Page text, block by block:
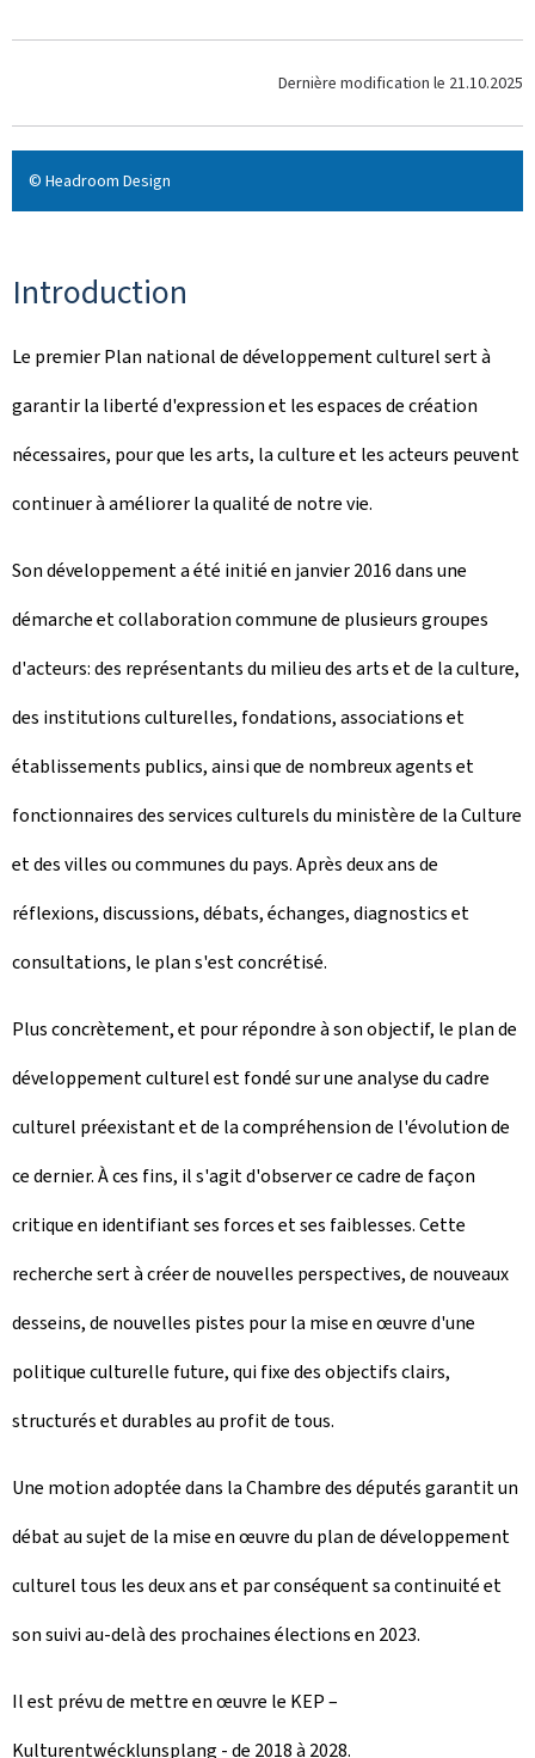
Dernière modification le 21.10.2025
© Headroom Design
Introduction
Le premier Plan national de développement culturel sert à
garantir la liberté d'expression et les espaces de création
nécessaires, pour que les arts, la culture et les acteurs peuvent
continuer à améliorer la qualité de notre vie.
Son développement a été initié en janvier 2016 dans une
démarche et collaboration commune de plusieurs groupes
d'acteurs: des représentants du milieu des arts et de la culture,
des institutions culturelles, fondations, associations et
établissements publics, ainsi que de nombreux agents et
fonctionnaires des services culturels du ministère de la Culture
et des villes ou communes du pays. Après deux ans de
réflexions, discussions, débats, échanges, diagnostics et
consultations, le plan s'est concrétisé.
Plus concrètement, et pour répondre à son objectif, le plan de
développement culturel est fondé sur une analyse du cadre
culturel préexistant et de la compréhension de l'évolution de
ce dernier. À ces fins, il s'agit d'observer ce cadre de façon
critique en identifiant ses forces et ses faiblesses. Cette
recherche sert à créer de nouvelles perspectives, de nouveaux
desseins, de nouvelles pistes pour la mise en œuvre d'une
politique culturelle future, qui fixe des objectifs clairs,
structurés et durables au profit de tous.
Une motion adoptée dans la Chambre des députés garantit un
débat au sujet de la mise en œuvre du plan de développement
culturel tous les deux ans et par conséquent sa continuité et
son suivi au-delà des prochaines élections en 2023.
Il est prévu de mettre en œuvre le KEP –
Kulturentwécklunsplang - de 2018 à 2028.